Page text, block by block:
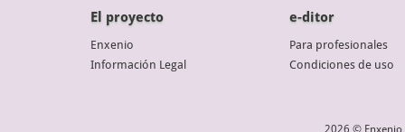
El proyecto
Enxenio
Información Legal
e-ditor
Para profesionales
Condiciones de uso
2026 © Enxenio